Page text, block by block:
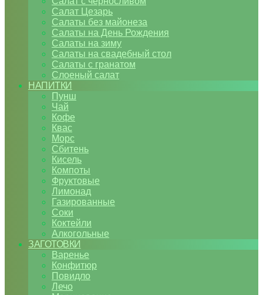
Салат Цезарь
Салаты без майонеза
Салаты на День Рождения
Салаты на зиму
Салаты на свадебный стол
Салаты с гранатом
Слоеный салат
НАПИТКИ
Пунш
Чай
Кофе
Квас
Морс
Сбитень
Кисель
Компоты
Фруктовые
Лимонад
Газированные
Соки
Коктейли
Алкогольные
ЗАГОТОВКИ
Варенье
Конфитюр
Повидло
Лечо